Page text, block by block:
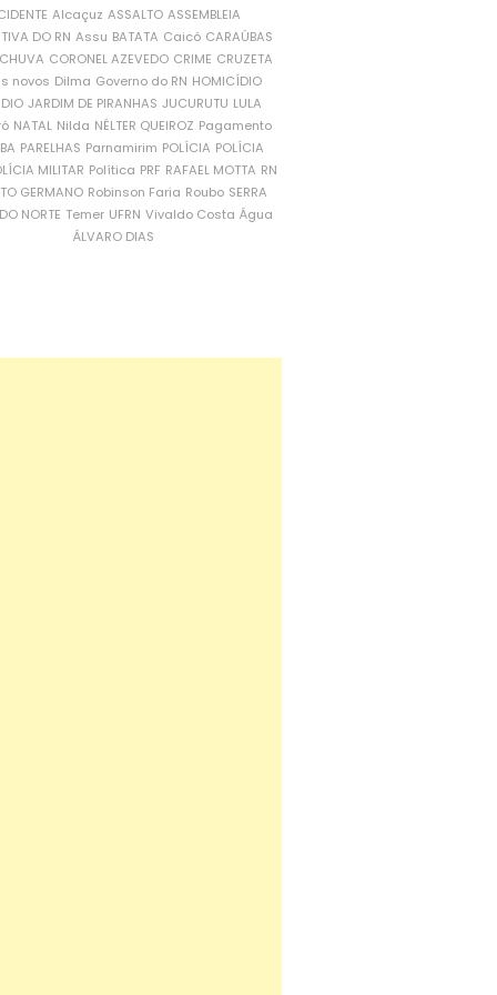
Alcaçuz ASSALTO ASSEMBLEIA
DO RN Assu BATATA Caicó CARAÚBAS
CORONEL AZEVEDO CRIME CRUZETA
novos Dilma Governo do RN HOMICÍDIO
JARDIM DE PIRANHAS JUCURUTU LULA
NATAL Nilda NÉLTER QUEIROZ Pagamento
PARELHAS Parnamirim POLÍCIA POLÍCIA
MILITAR Política PRF RAFAEL MOTTA RN
GERMANO Robinson Faria Roubo SERRA
NORTE Temer UFRN Vivaldo Costa Água
ÁLVARO DIAS